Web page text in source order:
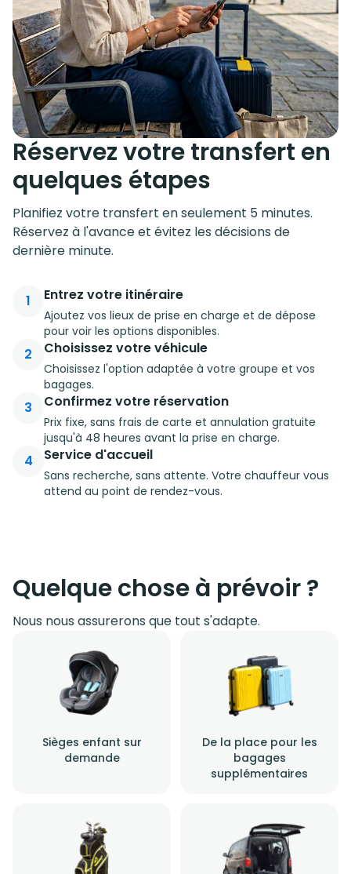
Réservez votre transfert en
quelques étapes
Planifiez votre transfert en seulement 5 minutes.
Réservez à l'avance et évitez les décisions de
dernière minute.
1 Entrez votre itinéraire
Ajoutez vos lieux de prise en charge et de dépose
pour voir les options disponibles.
2 Choisissez votre véhicule
Choisissez l'option adaptée à votre groupe et vos
bagages.
3 Confirmez votre réservation
Prix fixe, sans frais de carte et annulation gratuite
jusqu'à 48 heures avant la prise en charge.
4 Service d'accueil
Sans recherche, sans attente. Votre chauffeur vous
attend au point de rendez-vous.
Quelque chose à prévoir ?
Nous nous assurerons que tout s'adapte.
Sièges enfant sur
demande
De la place pour les
bagages
supplémentaires